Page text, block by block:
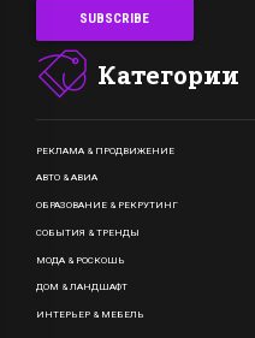
Категории
РЕКЛАМА & ПРОДВИЖЕНИЕ
АВТО & АВИА
ОБРАЗОВАНИЕ & РЕКРУТИНГ
СОБЫТИЯ & ТРЕНДЫ
МОДА & РОСКОШЬ
ДОМ & ЛАНДШАФТ
ИНТЕРЬЕР & МЕБЕЛЬ